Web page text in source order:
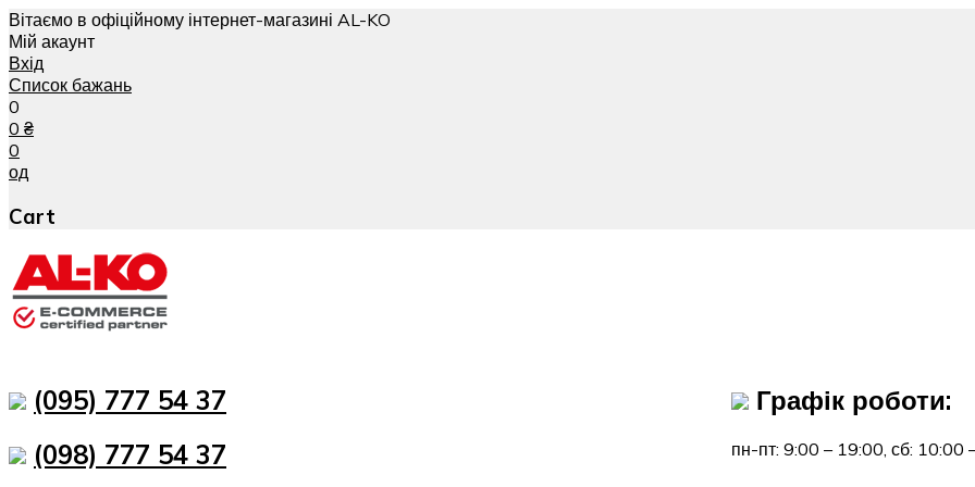
Вітаємо в офіційному інтернет-магазині AL-KO
Мій акаунт
Вхід
Список бажань
0
0 ₴
0
од
Cart
(095) 777 54 37
(098) 777 54 37
Графік роботи:
пн-пт: 9:00 – 19:00, сб: 10:00